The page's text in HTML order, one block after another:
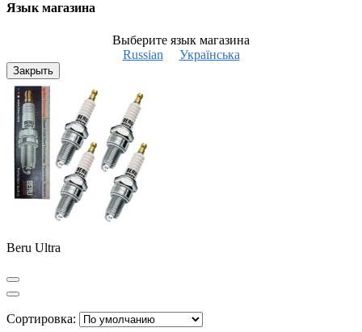
Язык магазина
Выберите язык магазина
Russian
Українська
Закрыть
Beru Ultra
Сортировка: